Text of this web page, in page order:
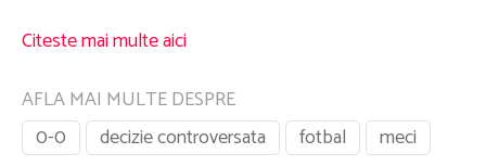
Citeste mai multe aici
AFLA MAI MULTE DESPRE
0-0
decizie controversata fotbal
meci